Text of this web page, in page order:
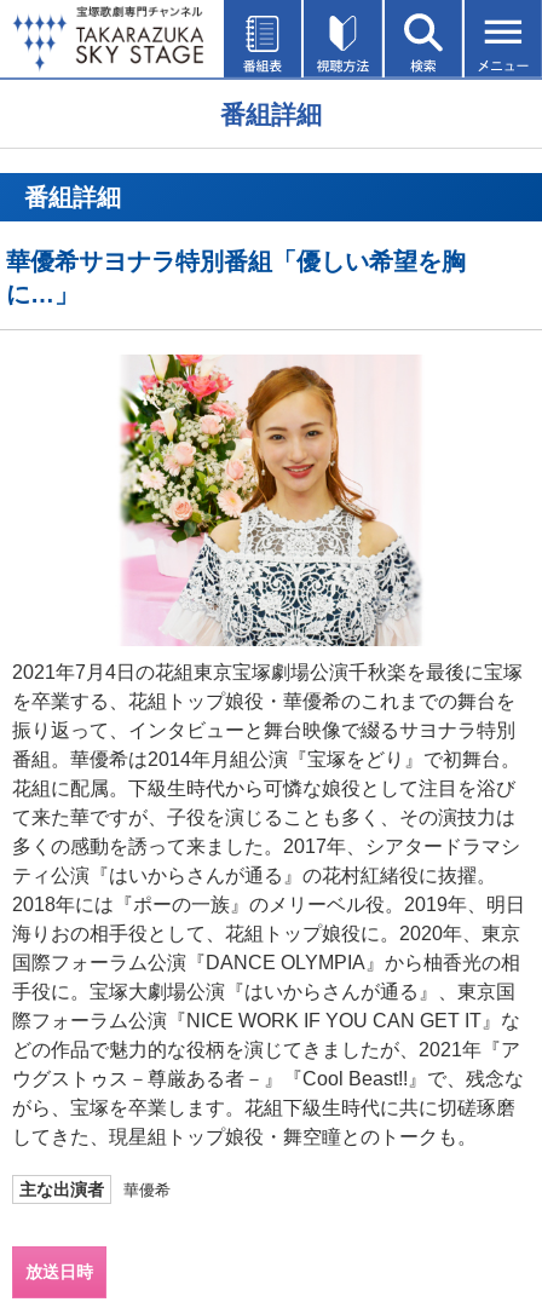
番組詳細
番組詳細
華優希サヨナラ特別番組「優しい希望を胸
に…」
2021年7月4日の花組東京宝塚劇場公演千秋楽を最後に宝塚
を卒業する、花組トップ娘役・華優希のこれまでの舞台を
振り返って、インタビューと舞台映像で綴るサヨナラ特別
番組。華優希は2014年月組公演『宝塚をどり』で初舞台。
花組に配属。下級生時代から可憐な娘役として注目を浴び
て来た華ですが、子役を演じることも多く、その演技力は
多くの感動を誘って来ました。2017年、シアタードラマシ
ティ公演『はいからさんが通る』の花村紅緒役に抜擢。
2018年には『ポーの一族』のメリーベル役。2019年、明日
海りおの相手役として、花組トップ娘役に。2020年、東京
国際フォーラム公演『DANCE OLYMPIA』から柚香光の相
手役に。宝塚大劇場公演『はいからさんが通る』、東京国
際フォーラム公演『NICE WORK IF YOU CAN GET IT』な
どの作品で魅力的な役柄を演じてきましたが、2021年『ア
ウグストゥス－尊厳ある者－』『Cool Beast!!』で、残念な
がら、宝塚を卒業します。花組下級生時代に共に切磋琢磨
してきた、現星組トップ娘役・舞空瞳とのトークも。
主な出演者 華優希
放送日時